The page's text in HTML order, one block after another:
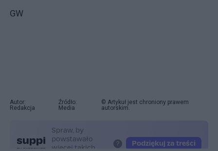
GW
Autor:
Redakcja
Źródło:
Media
© Artykuł jest chroniony prawem
autorskim.